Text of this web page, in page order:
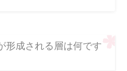
形成される層は何です